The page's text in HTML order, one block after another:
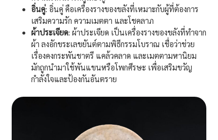
อิ่นคู่: อิ่นคู่ คือเครื่องรางของขลังที่เหมาะกับผู้ที่ต้องการ
เสริมความรัก ความเมตตา และโชคลาภ
ผ้าประเจียด: ผ้าประเจียด เป็นเครื่องรางของขลังที่ทำจาก
ผ้า ลงอักขระเลขยันต์ตามพิธีกรรมโบราณ เชื่อว่าช่วย
เรื่องคงกระพันชาตรี แคล้วคลาด และเมตตามหานิยม
มักถูกนำมาใช้พันแขนหรือโพกศีรษะ เพื่อเสริมขวัญ
กำลังใจและป้องกันอันตราย